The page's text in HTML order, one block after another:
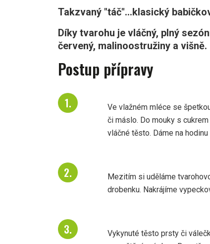
Takzvaný "táč"...klasický
Díky tvarohu je vláčný, plný
červený, malinoostružiny a višně.
Postup přípravy
Ve vlažném mléce se
či máslo. Do mouky s
vláčné těsto. Dáme na
Mezitím si uděláme
drobenku. Nakrájíme
Vykynuté těsto prsty či